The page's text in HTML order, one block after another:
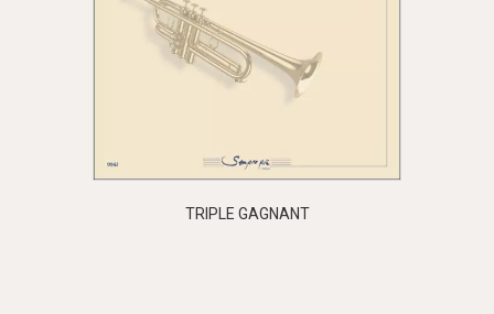
TRIPLE GAGNANT